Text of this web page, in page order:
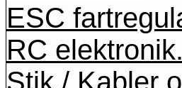
ESC
RC elektronik.
Stik / Kabler